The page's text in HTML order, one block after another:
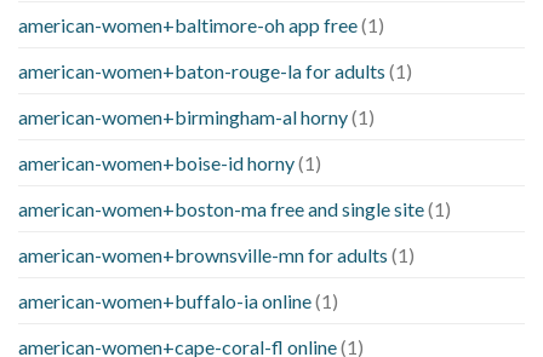
american-women+baltimore-oh app free(1)
american-women+baton-rouge-la for adults (1)
american-women+birmingham-al horny(1)
american-women+boise-id horny(1)
american-women+boston-ma free and single site(1)
american-women+brownsville-mn for adults (1)
american-women+buffalo-ia online(1)
american-women+cape-coral-fl online(1)